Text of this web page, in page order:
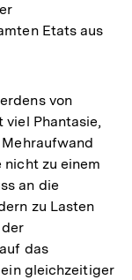
Etats aus
von
Phantasie,
zu einem
an die
zu Lasten
das
gleichzeitiger